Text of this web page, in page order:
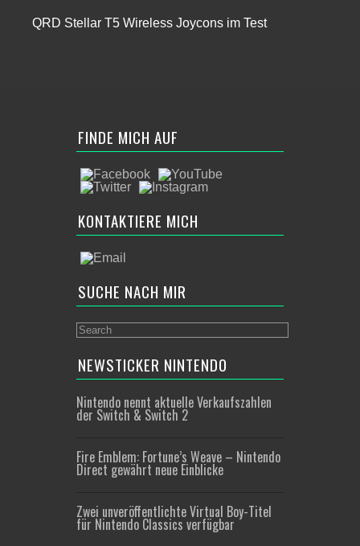
QRD Stellar T5 Wireless Joycons im Test
FINDE MICH AUF
KONTAKTIERE MICH
SUCHE NACH MIR
NEWSTICKER NINTENDO
Nintendo nennt aktuelle Verkaufszahlen
der Switch & Switch 2
Fire Emblem: Fortune’s Weave – Nintendo
Direct gewährt neue Einblicke
Zwei unveröffentlichte Virtual Boy-Titel
für Nintendo Classics verfügbar